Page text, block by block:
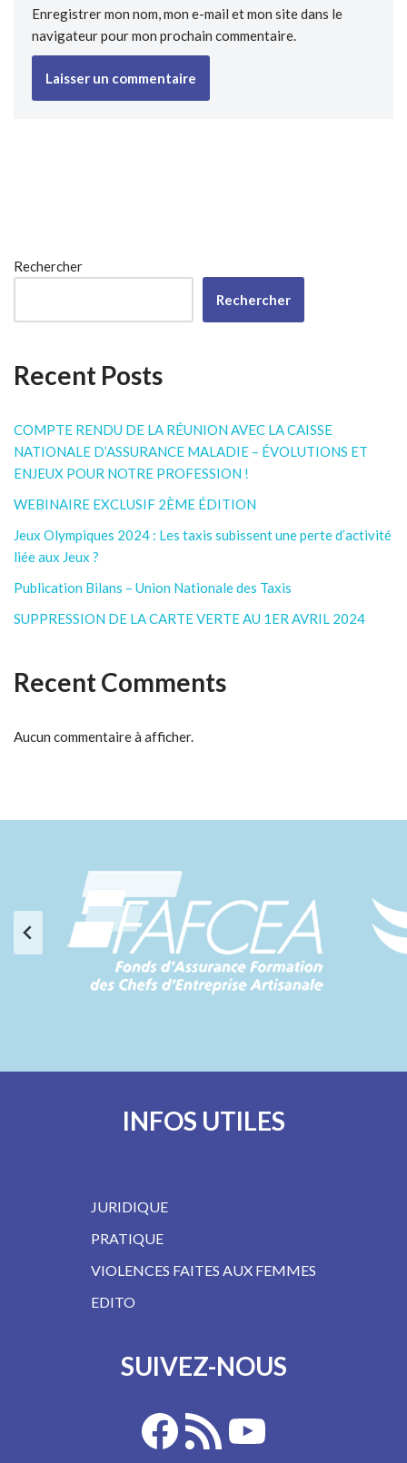
Enregistrer mon nom, mon e-mail et mon site dans le
navigateur pour mon prochain commentaire.
Rechercher
Rechercher
Recent Posts
COMPTE RENDU DE LA RÉUNION AVEC LA CAISSE
NATIONALE D’ASSURANCE MALADIE – ÉVOLUTIONS ET
ENJEUX POUR NOTRE PROFESSION !
WEBINAIRE EXCLUSIF 2ÈME ÉDITION
Jeux Olympiques 2024 : Les taxis subissent une perte d’activité
liée aux Jeux ?
Publication Bilans – Union Nationale des Taxis
SUPPRESSION DE LA CARTE VERTE AU 1ER AVRIL 2024
Recent Comments
Aucun commentaire à afficher.
INFOS UTILES
JURIDIQUE
PRATIQUE
VIOLENCES FAITES AUX FEMMES
EDITO
SUIVEZ-NOUS